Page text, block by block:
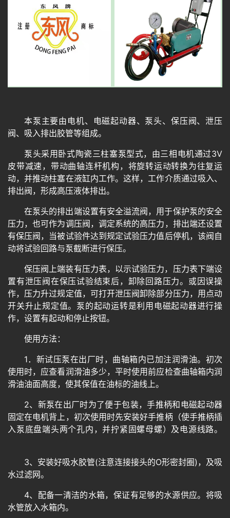
本泵主要由电机、电磁起动器、泵头、保压阀、泄压
阀、吸入排出胶管等组成。
泵头采用卧式陶瓷三柱塞泵型式，由三相电机通过3V
皮带减速，带动曲轴连杆机构，将旋转运动转换为往复运
动，并推动柱塞在液缸内工作。这样，工作介质通过吸入、
排出阀，形成高压液体排出。
在泵头的排出端设置有安全溢流阀，用于保护泵的安全
压力，也可作为调压阀，调定系统的高压力，排出端还设置
有保压阀，当被试验件达到规定试验压力值后停机，该阀自
动将试验回路与泵截断进行保压。
保压阀上端装有压力表，以示试验压力，压力表下端设
置有泄压阀在保压试验结束后，卸除回路压力。或因误操
作，压力升过规定值，可打开泄压阀卸除部分压力，用点动
开关升止规定值。泵的起动运转是利用电磁起动器进行操
作，设置有起动和停止按钮。
使用方法：
1．新试压泵在出厂时，曲轴箱内已加注润滑油。初次
使用时，应查看润滑油多少，平时使用前应检查曲轴箱内润
滑油油面高度，使其保值在油标的油线上。
2、新泵在出厂时为了便于包装，手推柄和电磁起动器
固定在电机背上，初次使用时先安装好手推柄（使手推柄插
入泵底盘端头两个孔内，并拧紧固螺母螺）及电源线路。
3、安装好吸水胶管(注意连接接头的O形密封圈)，及吸
水过滤网。
4、配备一清洁的水箱，保证有足够的水源供应。将吸
水管放入水箱内。